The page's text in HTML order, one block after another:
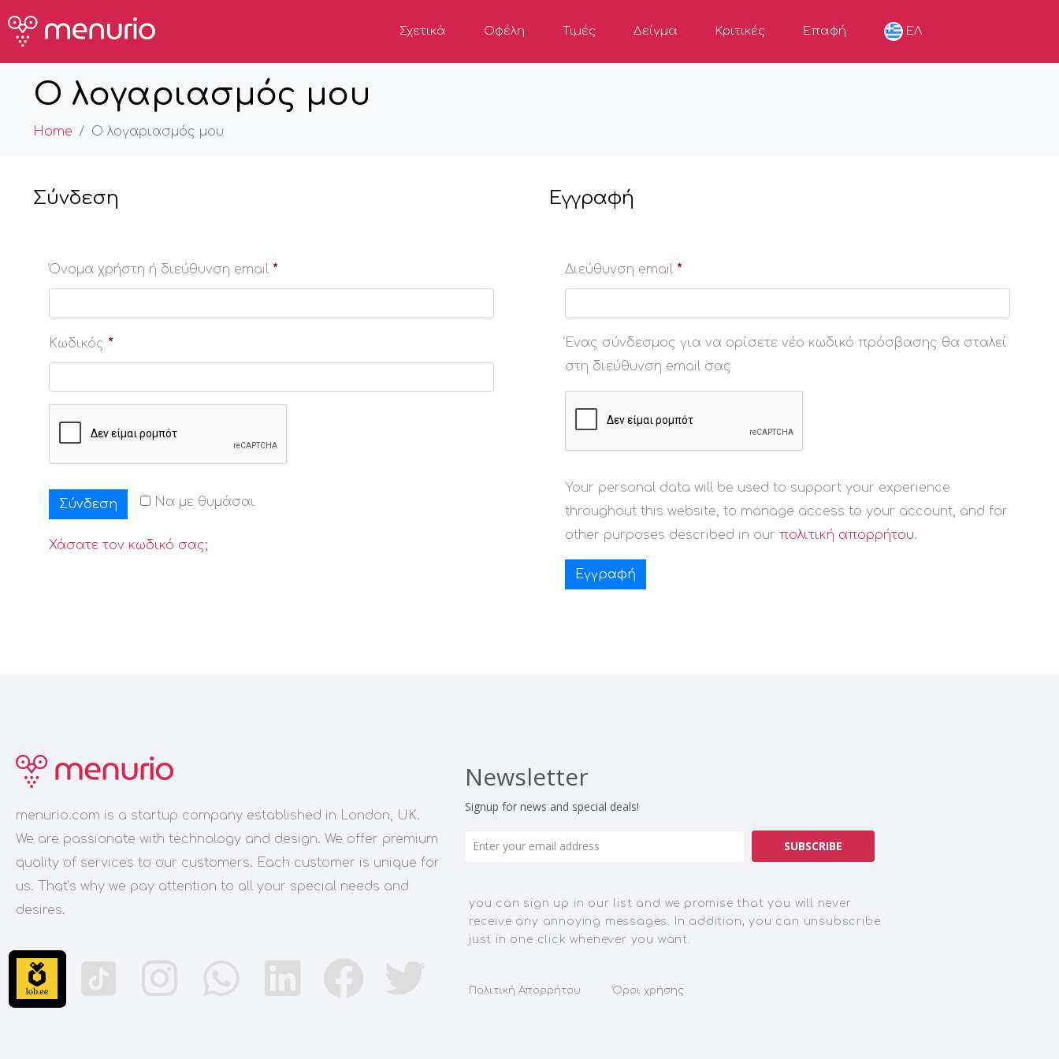
Σχετικά Οφέλη Τιμές Δείγμα Κριτικές Επαφή ΕΛ
Ο λογαριασμός μου
Home Ο λογαριασμός μου
Σύνδεση
Όνομα χρήστη ή διεύθυνση email *
Κωδικός *
Να με θυμάσαι
Σύνδεση
Χάσατε τον κωδικό σας;
Εγγραφή
Διεύθυνση email *
Ένας σύνδεσμος για να ορίσετε νέο κωδικό πρόσβασης θα σταλεί
στη διεύθυνση email σας
Your personal data will be used to support your experience
throughout this website, to manage access to your account, and for
other purposes described in ourπολιτική απορρήτου.
Εγγραφή
menurio.com is a startup company established in London, UK.
We are passionate with technology and design. We offer premium
quality of services to our customers. Each customer is unique for
us. That’s why we pay attention to all your special needs and
desires.
Newsletter
Signup for news and special deals!
SUBSCRIBE
you can sign up in our list and we promise that you will never
receive any annoying messages. In addition, you can unsubscribe
just in one click whenever you want.
Πολιτική Απορρήτου Όροι χρήσης